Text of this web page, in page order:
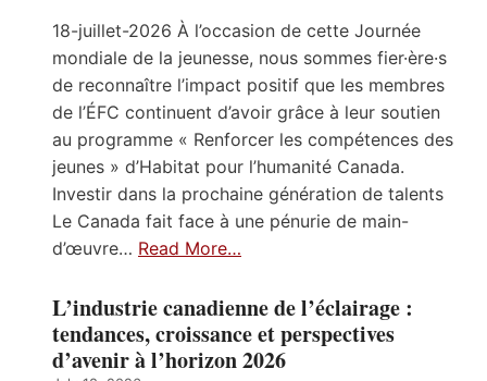
18-juillet-2026 À l’occasion de cette Journée
mondiale de la jeunesse, nous sommes fier·ère·s
de reconnaître l’impact positif que les membres
de l’ÉFC continuent d’avoir grâce à leur soutien
au programme « Renforcer les compétences des
jeunes » d’Habitat pour l’humanité Canada.
Investir dans la prochaine génération de talents
Le Canada fait face à une pénurie de main-
d’œuvre… Read More…
L’industrie canadienne de l’éclairage :
tendances, croissance et perspectives
d’avenir à l’horizon 2026